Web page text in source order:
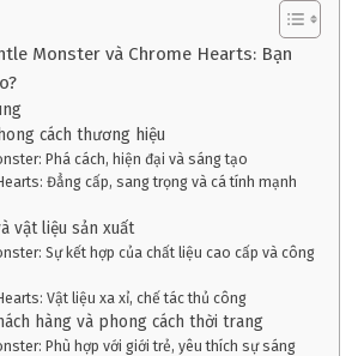
Monster và Chrome Hearts: Bạn
cách thương hiệu
Phá cách, hiện đại và sáng tạo
Đẳng cấp, sang trọng và cá tính mạnh
vật liệu sản xuất
Sự kết hợp của chất liệu cao cấp và công
Vật liệu xa xỉ, chế tác thủ công
hàng và phong cách thời trang
Phù hợp với giới trẻ, yêu thích sự sáng